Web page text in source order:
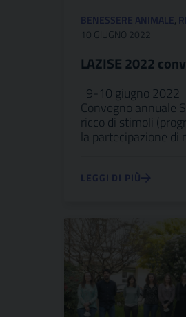
BENESSERE ANIMALE,
10 GIUGNO 2022
LAZISE 2022
9-10 giugno 2022
Convegno annuale
ricco di stimoli
la partecipazione
LEGGI DI PIÙ